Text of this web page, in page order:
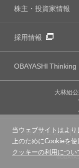
当ウェブサイトはよ
上のためにCookieを
クッキーの利用につい
株主・投資家情報
採用情報
OBAYASHIThinking
大林組
このサイトについて